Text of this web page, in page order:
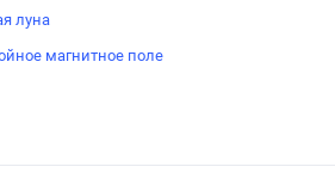
луна
магнитное поле